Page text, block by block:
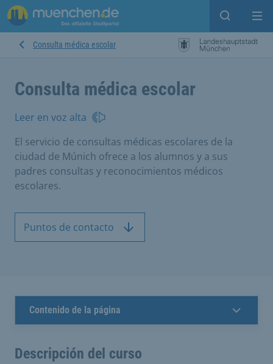
Open
Consulta médica escolar
Consulta médica escolar
Leer en voz alta
El servicio de consultas médicas escolares de la
ciudad de Múnich ofrece a los alumnos y a sus
padres consultas y reconocimientos médicos
escolares.
Puntos de contacto
Contenido de la página
Descripción del curso